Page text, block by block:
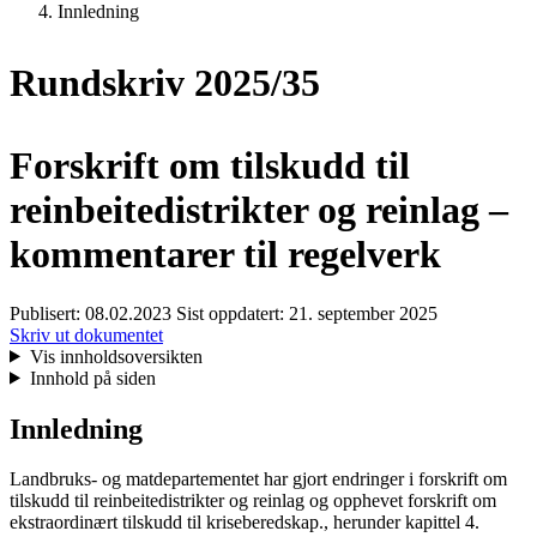
Innledning
Rundskriv 2025/35
Forskrift om tilskudd til
reinbeitedistrikter og reinlag –
kommentarer til regelverk
Publisert: 08.02.2023 Sist oppdatert: 21. september 2025
Skriv ut dokumentet
Vis innholdsoversikten
Innhold på siden
Innledning
Landbruks- og matdepartementet har gjort endringer i forskrift om
tilskudd til reinbeitedistrikter og reinlag og opphevet forskrift om
ekstraordinært tilskudd til kriseberedskap., herunder kapittel 4.